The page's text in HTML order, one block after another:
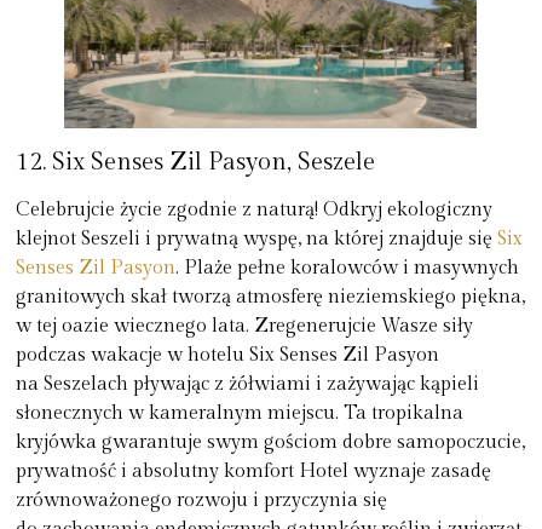
12. Six Senses Zil Pasyon, Seszele
Celebrujcie życie zgodnie z naturą! Odkryj ekologiczny
klejnot Seszeli i prywatną wyspę, na której znajduje sięSix
Senses Zil Pasyon. Plaże pełne koralowców i masywnych
granitowych skał tworzą atmosferę nieziemskiego piękna,
w tej oazie wiecznego lata. Zregenerujcie Wasze siły
podczas wakacje w hotelu Six Senses Zil Pasyon
na Seszelach pływając z żółwiami i zażywając kąpieli
słonecznych w kameralnym miejscu. Ta tropikalna
kryjówka gwarantuje swym gościom dobre samopoczucie,
prywatność i absolutny komfort Hotel wyznaje zasadę
zrównoważonego rozwoju i przyczynia się